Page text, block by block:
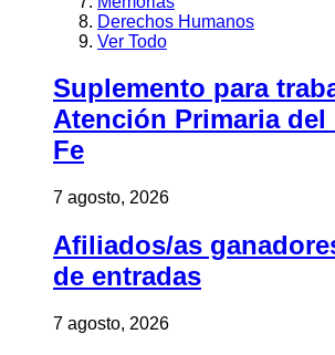
Derechos Humanos
Ver Todo
Suplemento para
Atención Primaria del
Fe
7 agosto, 2026
Afiliados/as
de entradas
7 agosto, 2026